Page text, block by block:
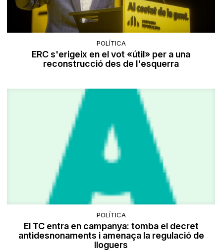
POLÍTICA
ERC s'erigeix en el vot «útil» per a una
reconstrucció des de l'esquerra
POLÍTICA
El TC entra en campanya: tomba el decret
antidesnonaments i amenaça la regulació de
lloguers